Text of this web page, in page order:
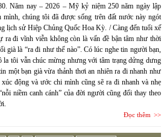
Năm nay – 2026 – Mỹ kỷ niệm 250 năm ngày lập
chúng tôi đã được sống trên đất nước này ngót
lịch sử Hiệp Chủng Quốc Hoa Kỳ. / Càng đến tuổi xế
ra đi vĩnh viễn không còn là vấn đề bận tâm như thời
già là “ra đi như thế nào”. Có lúc nghe tin người bạn,
la tôi vẫn chúc mừng nhưng với tâm trạng dửng dưng
một bạn già vừa thảnh thơi an nhiên ra đi nhanh như
động và ước chi mình cũng sẽ ra đi nhanh và nhẹ
niềm canh cánh” của đời người cũng đổi thay theo
Đọc thêm